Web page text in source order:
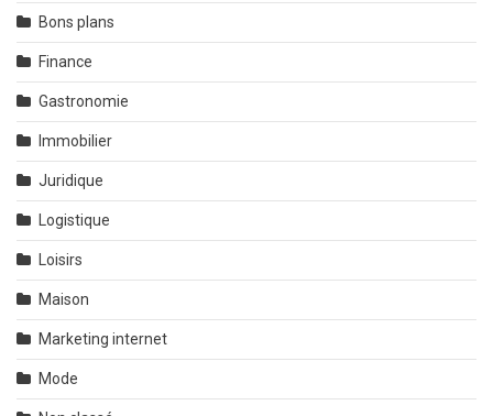
Bons plans
Finance
Gastronomie
Immobilier
Juridique
Logistique
Loisirs
Maison
Marketing internet
Mode